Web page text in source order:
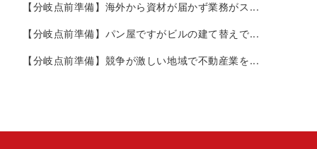
【分岐点前準備】海外から資材が届かず業務がス...
【分岐点前準備】パン屋ですがビルの建て替えで...
【分岐点前準備】競争が激しい地域で不動産業を...